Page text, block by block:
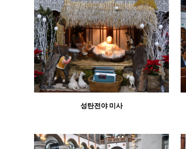
성탄전야 미사